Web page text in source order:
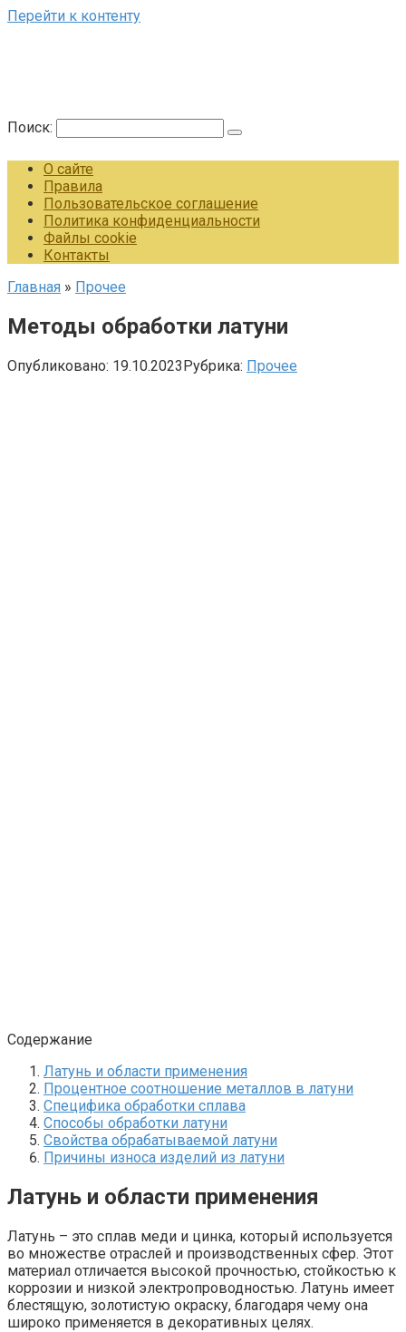
Перейти к контенту
Поиск:
О сайте
Правила
Пользовательское соглашение
Политика конфиденциальности
Файлы cookie
Контакты
Главная » Прочее
Методы обработки латуни
Опубликовано: 19.10.2023Рубрика: Прочее
Содержание
Латунь и области применения
Процентное соотношение металлов в латуни
Специфика обработки сплава
Способы обработки латуни
Свойства обрабатываемой латуни
Причины износа изделий из латуни
Латунь и области применения
Латунь – это сплав меди и цинка, который используется
во множестве отраслей и производственных сфер. Этот
материал отличается высокой прочностью, стойкостью к
коррозии и низкой электропроводностью. Латунь имеет
блестящую, золотистую окраску, благодаря чему она
широко применяется в декоративных целях.